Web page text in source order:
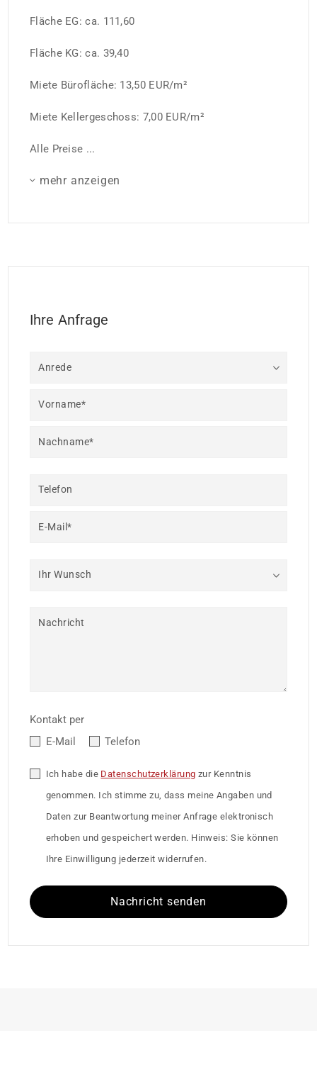
Fläche EG: ca. 111,60
Fläche KG: ca. 39,40
Miete Bürofläche: 13,50 EUR/m²
Miete Kellergeschoss: 7,00 EUR/m²
Alle Preise ...
mehr anzeigen
Ihre Anfrage
Anrede
Vorname*
Nachname*
Telefon
E-Mail*
Ihr Wunsch
Nachricht
Kontakt per
E-Mail
Telefon
Ich habe die Datenschutzerklärung zur Kenntnis
genommen. Ich stimme zu, dass meine Angaben und
Daten zur Beantwortung meiner Anfrage elektronisch
erhoben und gespeichert werden. Hinweis: Sie können
Ihre Einwilligung jederzeit widerrufen.
Nachricht senden